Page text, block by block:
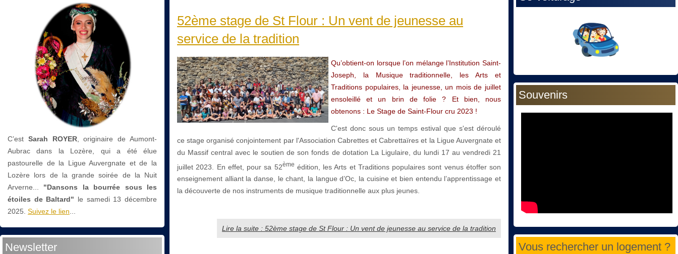
C’est Sarah ROYER, originaire de Aumont-
Aubrac dans la Lozère, qui a été élue
pastourelle de la Ligue Auvergnate et de la
Lozère lors de la grande soirée de la Nuit
Arverne...
"Dansons la bourrée sous les
étoiles de Baltard" le samedi 13 décembre
2025. Suivez le lien
Newsletter
52ème stage de St Flour : Un vent de jeunesse au
service de la tradition
Qu’obtient-on lorsque l’on mélange l’Institution Saint-
Joseph, la Musique traditionnelle, les Arts et
Traditions populaires, la jeunesse, un mois de juillet
ensoleillé et un brin de folie ? Et bien, nous
obtenons : Le Stage de Saint-Flour cru 2023 !
C'est donc sous un temps estival que s'est déroulé
ce stage organisé conjointement par l'Association Cabrettes et Cabrettaïres et la Ligue Auvergnate et
du Massif central avec le soutien de son fonds de dotation La Ligulaire, du lundi 17 au vendredi 21
juillet 2023. En effet, pour sa 52ème édition, les Arts et Traditions populaires sont venus étoffer son
enseignement alliant la danse, le chant, la langue d’Oc, la cuisine et bien entendu l’apprentissage et
la découverte de nos instruments de musique traditionnelle aux plus jeunes.
Lire la suite : 52ème stage de St Flour : Un vent de jeunesse au service de la tradition
Souvenirs
Vous rechercher un logement ?